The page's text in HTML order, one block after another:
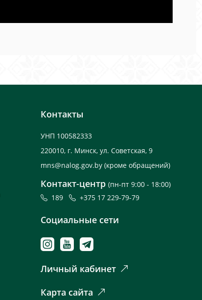
Контакты
УНП 100582333
220010, г. Минск, ул. Советская, 9
mns@nalog.gov.by (кроме обращений)
Контакт-центр (пн-пт 9:00 - 18:00)
189
+375 17 229-79-79
Социальные сети
Личный кабинет
Карта сайта